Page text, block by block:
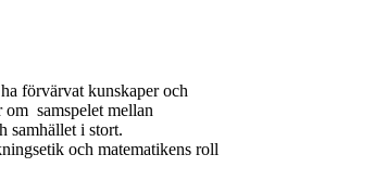
förvärvat kunskaper och
om samspelet mellan
samhället i stort.
och matematikens roll